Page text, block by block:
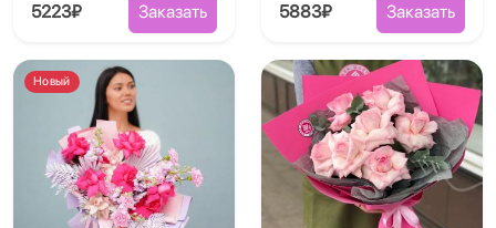
5223₽ Заказать 5883₽ Заказать
Новый